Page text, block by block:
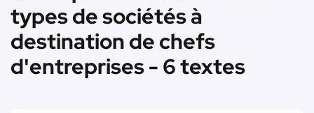
types de sociétés à
destination de chefs
d'entreprises - 6 textes